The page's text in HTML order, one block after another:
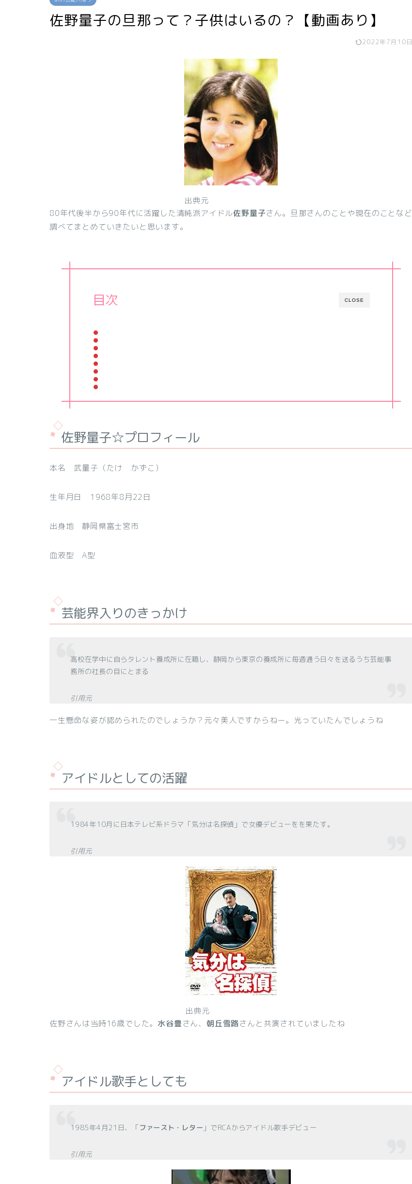
佐野量子の旦那って？子供はいるの？【動画あり】
2022年7月10日
出典元
80年代後半から90年代に活躍した清純派アイドル佐野量子さん。旦那さんのことや現在のことなど
調べてまとめていきたいと思います。
CLOSE
目次
佐野量子☆プロフィール
本名 武量子（たけ かずこ）
生年月日 1968年8月22日
出身地 静岡県富士宮市
血液型 A型
芸能界入りのきっかけ
高校在学中に自らタレント養成所に在籍し、静岡から東京の養成所に毎週通う日々を送るうち芸能事
務所の社長の目にとまる
引用元
一生懸命な姿が認められたのでしょうか？元々美人ですからねー。光っていたんでしょうね
アイドルとしての活躍
1984年10月に日本テレビ系ドラマ「気分は名探偵」で女優デビューをを果たす。
引用元
出典元
佐野さんは当時16歳でした。 水谷豊さん、 朝丘雪路さんと共演されていましたね
アイドル歌手としても
1985年4月21日、「ファースト・レター 」でRCAからアイドル歌手デビュー
引用元